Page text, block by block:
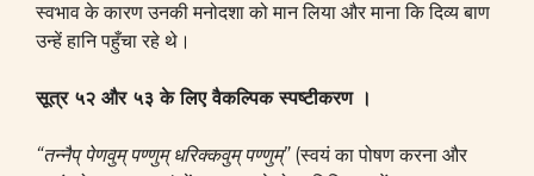
स्वभाव के कारण उनकी मनोदशा को मान लिया और माना कि दिव्य बाण
उन्हें हानि पहुँचा रहे थे।
सूत्र ५२ और ५३ के लिए वैकल्पिक स्पष्टीकरण ।
“तन्नैप् पेणवुम् पण्णुम् धरिक्कवुम् पण्णुम्”(स्वयं का पोषण करना और